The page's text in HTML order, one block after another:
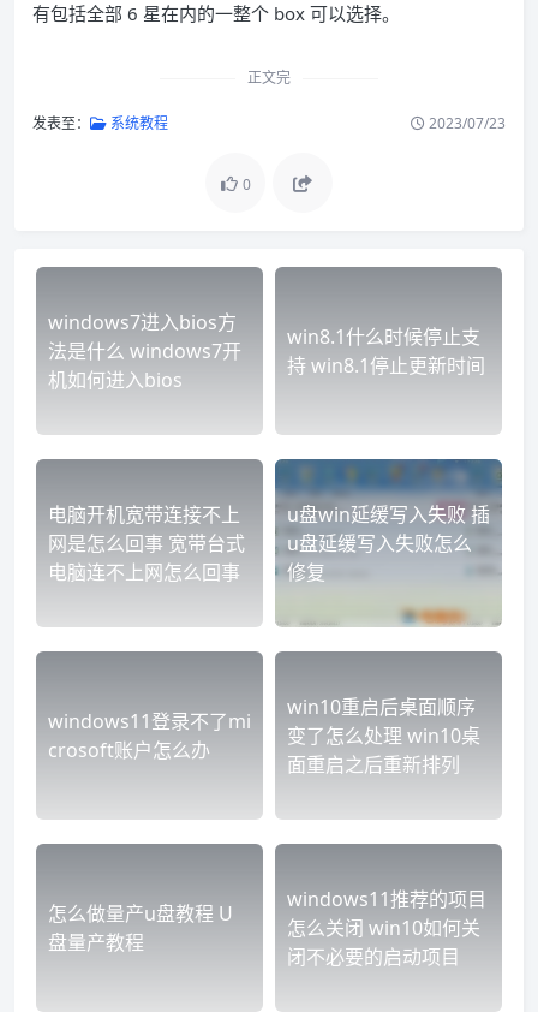
有包括全部 6 星在内的一整个 box 可以选择。
正文完
发表至： 系统教程 2023/07/23
0
windows7进入bios方
法是什么 windows7开
机如何进入bios
win8.1什么时候停止支
持 win8.1停止更新时间
电脑开机宽带连接不上
网是怎么回事 宽带台式
电脑连不上网怎么回事
u盘win延缓写入失败 插
u盘延缓写入失败怎么
修复
windows11登录不了mi
crosoft账户怎么办
win10重启后桌面顺序
变了怎么处理 win10桌
面重启之后重新排列
怎么做量产u盘教程 U
盘量产教程
windows11推荐的项目
怎么关闭 win10如何关
闭不必要的启动项目